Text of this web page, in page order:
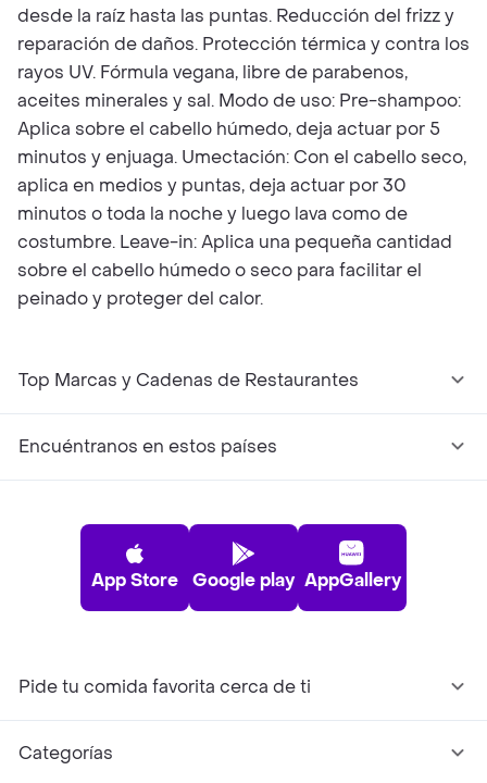
desde la raíz hasta las puntas. Reducción del frizz y
reparación de daños. Protección térmica y contra los
rayos UV. Fórmula vegana, libre de parabenos,
aceites minerales y sal. Modo de uso: Pre-shampoo:
Aplica sobre el cabello húmedo, deja actuar por 5
minutos y enjuaga. Umectación: Con el cabello seco,
aplica en medios y puntas, deja actuar por 30
minutos o toda la noche y luego lava como de
costumbre. Leave-in: Aplica una pequeña cantidad
sobre el cabello húmedo o seco para facilitar el
peinado y proteger del calor.
Top Marcas y Cadenas de Restaurantes
Encuéntranos en estos países
App Store Google play AppGallery
Pide tu comida favorita cerca de ti
Categorías